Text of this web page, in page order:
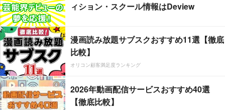
ィション・スクール情報はDeview
漫画読み放題サブスクおすすめ11選【徹底
比較】
オリコン顧客満足度ランキング
2026年動画配信サービスおすすめ40選
【徹底比較】